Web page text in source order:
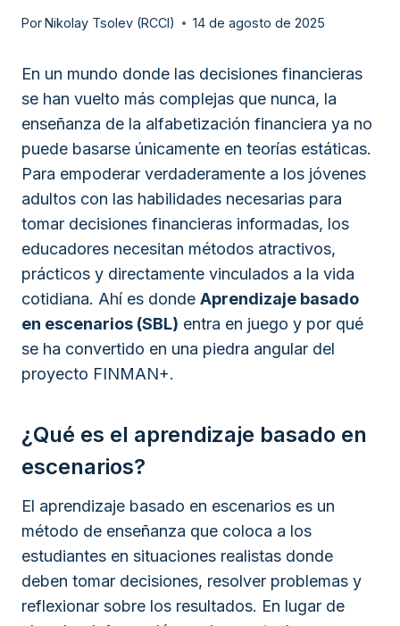
PorNikolay Tsolev (RCCI) 14 de agosto de 2025
En un mundo donde las decisiones financieras
se han vuelto más complejas que nunca, la
enseñanza de la alfabetización financiera ya no
puede basarse únicamente en teorías estáticas.
Para empoderar verdaderamente a los jóvenes
adultos con las habilidades necesarias para
tomar decisiones financieras informadas, los
educadores necesitan métodos atractivos,
prácticos y directamente vinculados a la vida
cotidiana. Ahí es donde Aprendizaje basado
en escenarios (SBL) entra en juego y por qué
se ha convertido en una piedra angular del
proyecto FINMAN+.
¿Qué es el aprendizaje basado en
escenarios?
El aprendizaje basado en escenarios es un
método de enseñanza que coloca a los
estudiantes en situaciones realistas donde
deben tomar decisiones, resolver problemas y
reflexionar sobre los resultados. En lugar de